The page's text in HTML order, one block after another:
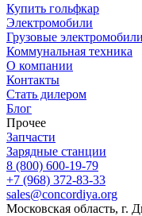
Купить гольфкар
Электромобили
Грузовые электромобили
Коммунальная техника
О компании
Контакты
Стать дилером
Блог
Прочее
Запчасти
Зарядные станции
8 (800) 600-19-79
+7 (968) 372-83-33
sales@concordiya.org
Московская область, г.